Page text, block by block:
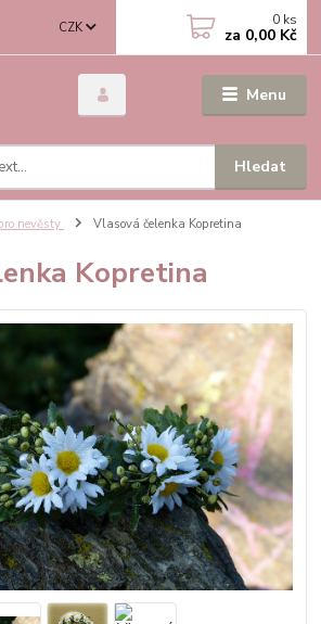
Menu
CZK
Hledat
0 ks
za 0,00 Kč
nevěsty Vlasová čelenka Kopretina
Kopretina